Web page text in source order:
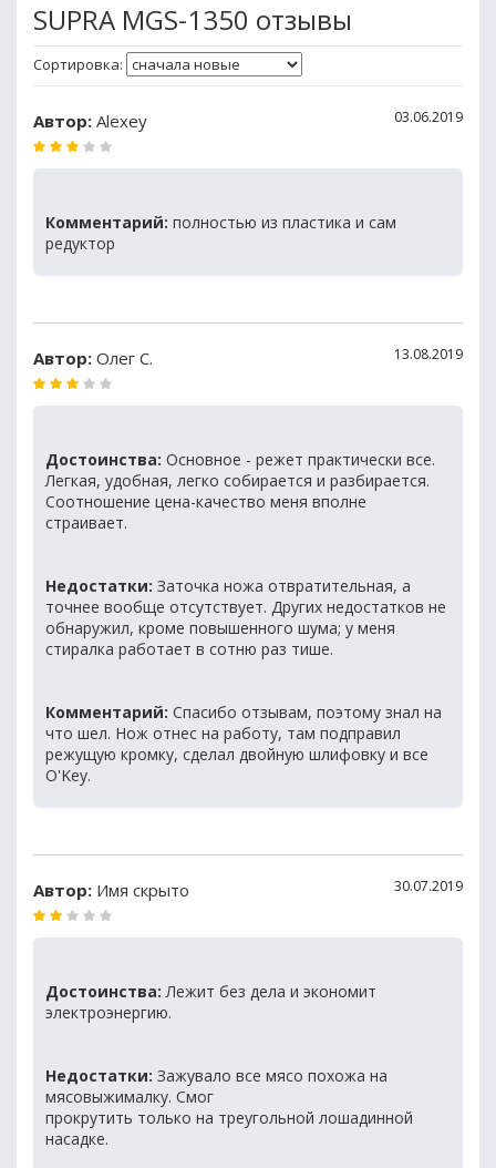
SUPRA MGS-1350 отзывы
Сортировка:
Автор: Alexey 03.06.2019
Комментарий: полностью из пластика и сам
редуктор
Автор: Олег С. 13.08.2019
Достоинства: Основное - режет практически все.
Легкая, удобная, легко собирается и разбирается.
Соотношение цена-качество меня вполне
страивает.
Недостатки: Заточка ножа отвратительная, а
точнее вообще отсутствует. Других недостатков не
обнаружил, кроме повышенного шума; у меня
стиралка работает в сотню раз тише.
Комментарий: Спасибо отзывам, поэтому знал на
что шел. Нож отнес на работу, там подправил
режущую кромку, сделал двойную шлифовку и все
O'Key.
Автор: Имя скрыто 30.07.2019
Достоинства: Лежит без дела и экономит
электроэнергию.
Недостатки: Зажувало все мясо похожа на
мясовыжималку. Смог
прокрутить только на треугольной лошадинной
насадке.